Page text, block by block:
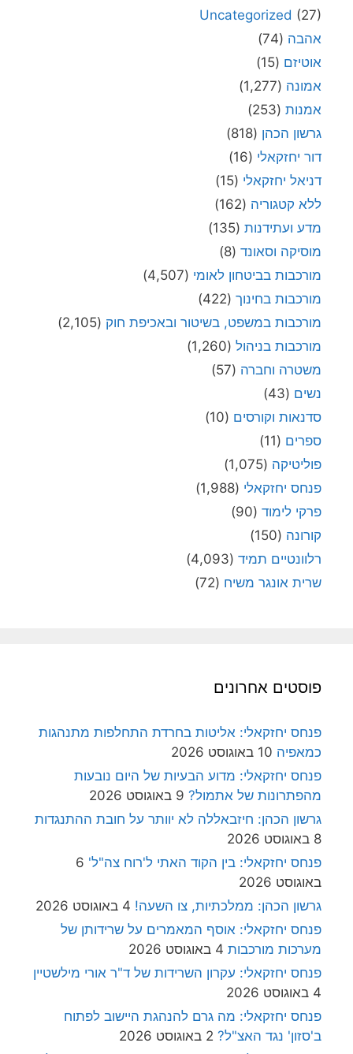
Uncategorized (27)
אהבה (74)
אוטיזם (15)
אמונה (1,277)
אמנות (253)
גרשון הכהן (818)
דור יחזקאלי (16)
דניאל יחזקאלי (15)
ללא קטגוריה (162)
מדע ועתידנות (135)
מוסיקה וסאונד (8)
מורכבות בביטחון לאומי (4,507)
מורכבות בחינוך (422)
מורכבות במשפט, בשיטור ובאכיפת חוק (2,105)
מורכבות בניהול (1,260)
משטרה וחברה (57)
נשים (43)
סדנאות וקורסים (10)
ספרים (11)
פוליטיקה (1,075)
פנחס יחזקאלי (1,988)
פרקי לימוד (90)
קורונה (150)
רלוונטיים תמיד (4,093)
שרית אונגר משיח (72)
פוסטים אחרונים
פנחס יחזקאלי: אליטות בחרדת התחלפות מתנהגות
כמאפיה 10 באוגוסט 2026
פנחס יחזקאלי: מדוע הבעיות של היום נובעות
מהפתרונות של אתמול? 9 באוגוסט 2026
גרשון הכהן: חיזבאללה לא יוותר על חובת ההתנגדות
8 באוגוסט 2026
פנחס יחזקאלי: בין הקוד האתי ל'רוח צה"ל' 6
באוגוסט 2026
גרשון הכהן: ממלכתיות, צו השעה! 4 באוגוסט 2026
פנחס יחזקאלי: אוסף המאמרים על שרידותן של
מערכות מורכבות 4 באוגוסט 2026
פנחס יחזקאלי: עקרון השרידות של ד"ר אורי מילשטיין
4 באוגוסט 2026
פנחס יחזקאלי: מה גרם להנהגת היישוב לפתוח
ב'סזון' נגד האצ"ל? 2 באוגוסט 2026